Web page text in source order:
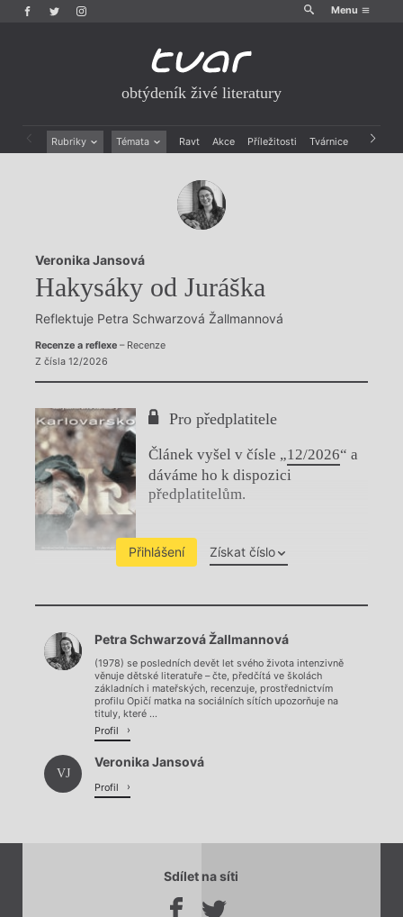
Menu
obtýdeník živé literatury
Rubriky Témata Ravt Akce Příležitosti Tvárnice Archiv
Rozhovory
Dokument
Výroční ceny
Veronika Jansová
Hakysáky od Juráška
Reflektuje Petra Schwarzová Žallmannová
Recenze a reflexe– Recenze
Z čísla 12/2026
Pro předplatitele
Článek vyšel v čísle „12/2026“ a
dáváme ho k dispozici
předplatitelům.
Přihlášení Získat číslo
Chviličku.
Načítá se.
Petra Schwarzová Žallmannová
(1978) se posledních devět let svého života intenzivně
věnuje dětské literatuře – čte, předčítá ve školách
základních i mateřských, recenzuje, prostřednictvím
profilu Opičí matka na sociálních sítích upozorňuje na
tituly, které ...
Profil
VJ
Veronika Jansová
Profil
Sdílet na síti